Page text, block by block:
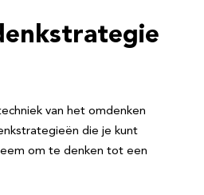
van het omdenken
die je kunt
om te denken tot een